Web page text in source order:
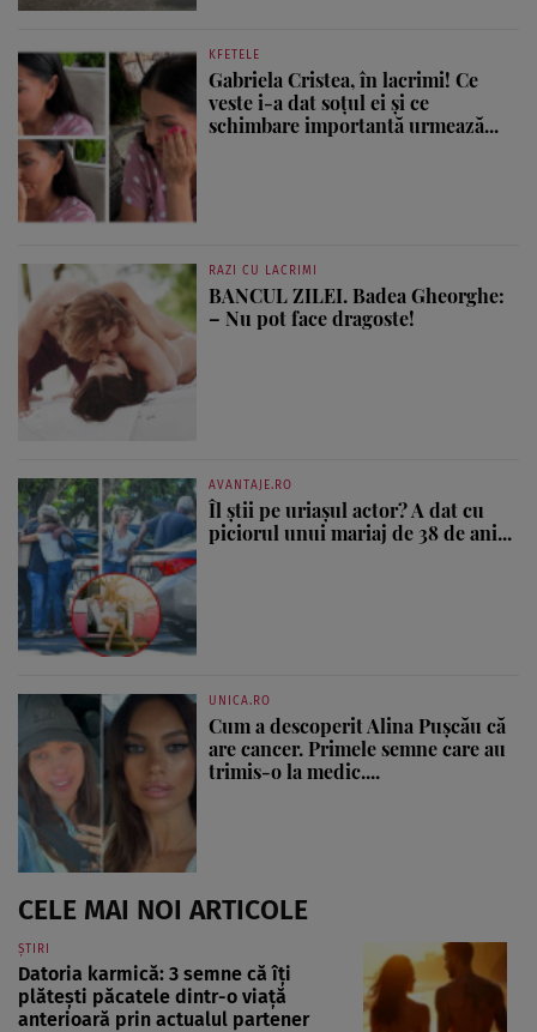
KFETELE
Gabriela Cristea, în lacrimi! Ce
veste i-a dat soțul ei și ce
schimbare importantă urmează...
RAZI CU LACRIMI
BANCUL ZILEI. Badea Gheorghe:
– Nu pot face dragoste!
AVANTAJE.RO
Îl știi pe uriașul actor? A dat cu
piciorul unui mariaj de 38 de ani...
UNICA.RO
Cum a descoperit Alina Pușcău că
are cancer. Primele semne care au
trimis-o la medic....
CELE MAI NOI ARTICOLE
ȘTIRI
Datoria karmică: 3 semne că îți
plătești păcatele dintr-o viață
anterioară prin actualul partener